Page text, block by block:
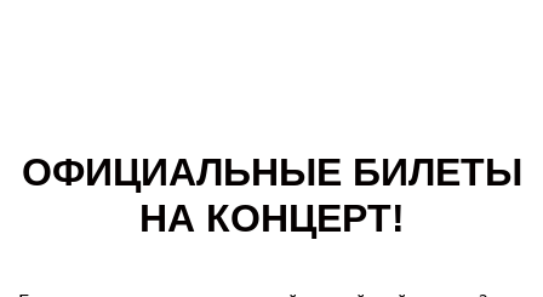
ОФИЦИАЛЬНЫЕ БИЛЕТЫ
НА КОНЦЕРТ!